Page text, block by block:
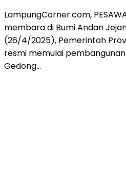
LampungCorner.com,
membara di Bumi Andan
(26/4/2025), Pemerintah
resmi memulai
Gedong…